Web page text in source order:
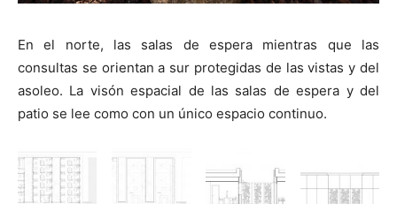
En el norte, las salas de espera mientras que las
consultas se orientan a sur protegidas de las vistas y del
asoleo. La visón espacial de las salas de espera y del
patio se lee como con un único espacio continuo.